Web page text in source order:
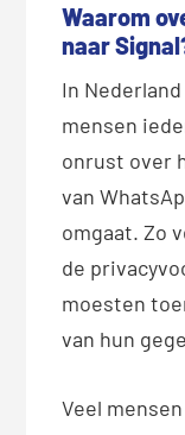
Waarom
naar
In Nederland
mensen
onrust over
van
omgaat. Zo
de
moesten
van hun
Veel